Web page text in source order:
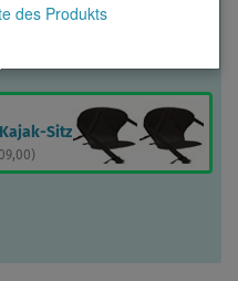
des Produkts
Sitz
)